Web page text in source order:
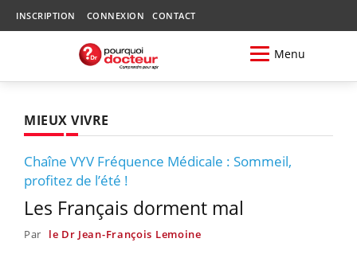
INSCRIPTION CONNEXION CONTACT
Menu
MIEUX VIVRE
Chaîne VYV Fréquence Médicale : Sommeil,
profitez de l’été !
Les Français dorment mal
Par le Dr Jean-François Lemoine